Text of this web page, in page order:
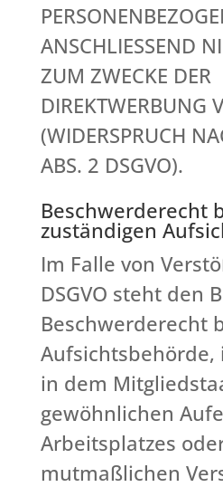
ANSCHLIESSEND
ZUM ZWECKE DER
DIREKTWERBUNG
(WIDERSPRUCH
ABS. 2 DSGVO).
Beschwerde­recht
zuständigen
Im Falle von
DSGVO steht den
Beschwerderecht
Aufsichtsbehörde,
in dem
gewöhnlichen
Arbeitsplatzes
mutmaßlichen